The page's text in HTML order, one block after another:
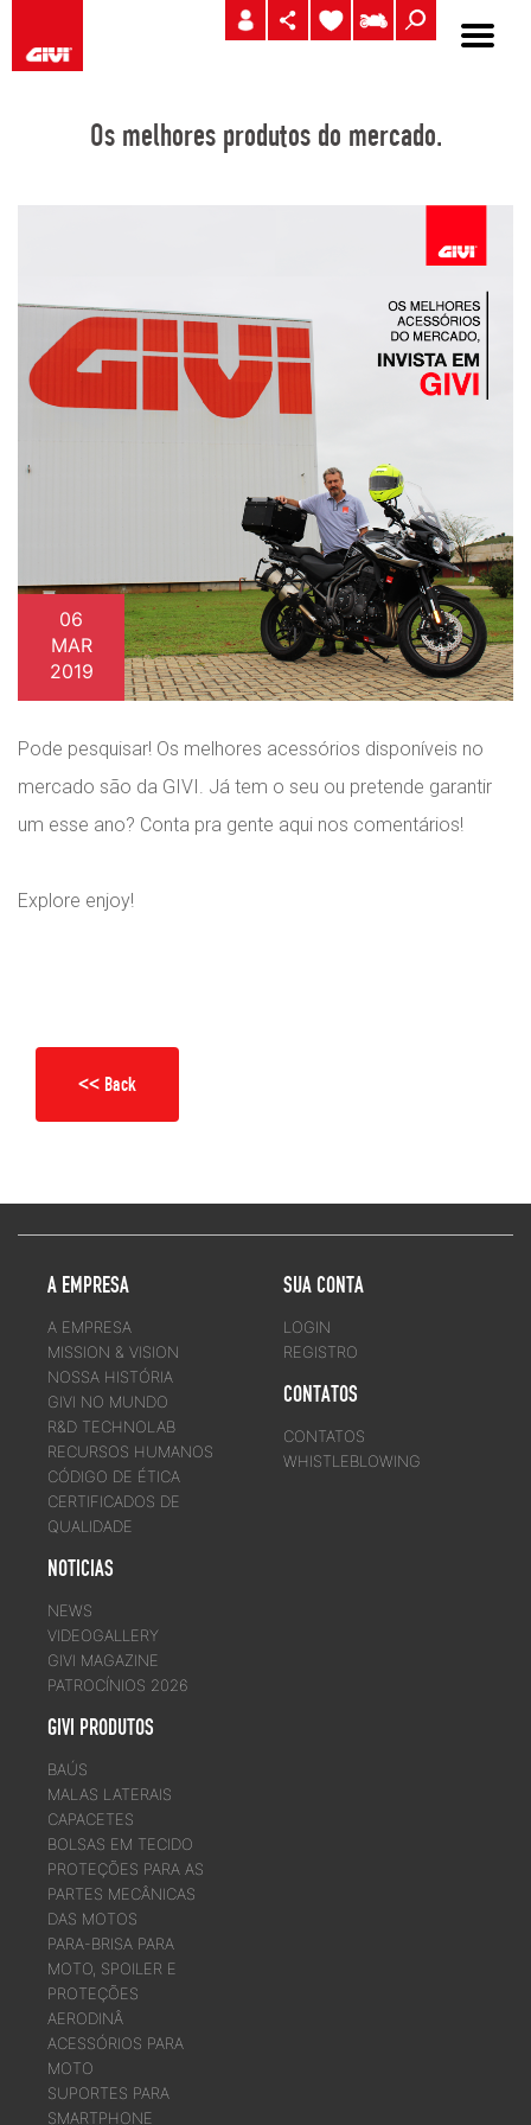
Os melhores produtos do mercado.
06
MAR
2019
Pode pesquisar! Os melhores acessórios disponíveis no
mercado são da GIVI. Já tem o seu ou pretende garantir
um esse ano? Conta pra gente aqui nos comentários!
Explore enjoy!
<< Back
A EMPRESA
A EMPRESA
MISSION & VISION
NOSSA HISTÓRIA
GIVI NO MUNDO
R&D TECHNOLAB
RECURSOS HUMANOS
CÓDIGO DE ÉTICA
CERTIFICADOS DE
QUALIDADE
NOTICIAS
NEWS
VIDEOGALLERY
GIVI MAGAZINE
PATROCÍNIOS 2026
GIVI PRODUTOS
BAÚS
MALAS LATERAIS
CAPACETES
BOLSAS EM TECIDO
PROTEÇÕES PARA AS
PARTES MECÂNICAS
DAS MOTOS
PARA-BRISA PARA
MOTO, SPOILER E
PROTEÇÕES
AERODINÂ
ACESSÓRIOS PARA
MOTO
SUPORTES PARA
SMARTPHONE
SUA CONTA
LOGIN
REGISTRO
CONTATOS
CONTATOS
WHISTLEBLOWING